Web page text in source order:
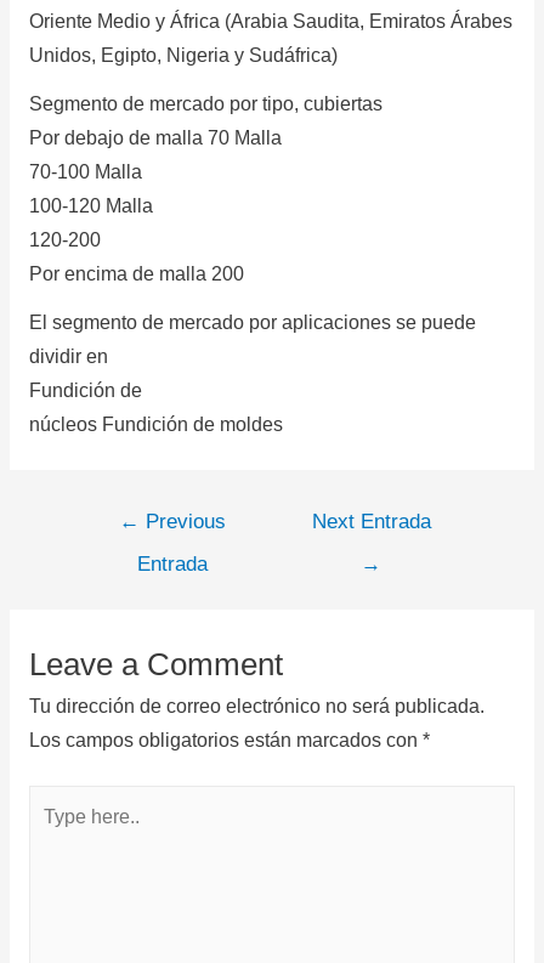
Oriente Medio y África (Arabia Saudita, Emiratos Árabes
Unidos, Egipto, Nigeria y Sudáfrica)
Segmento de mercado por tipo, cubiertas
Por debajo de malla 70 Malla
70-100 Malla
100-120 Malla
120-200
Por encima de malla 200
El segmento de mercado por aplicaciones se puede
dividir en
Fundición de
núcleos Fundición de moldes
← Previous
Entrada
Next Entrada
→
Leave a Comment
Tu dirección de correo electrónico no será publicada.
Los campos obligatorios están marcados con *